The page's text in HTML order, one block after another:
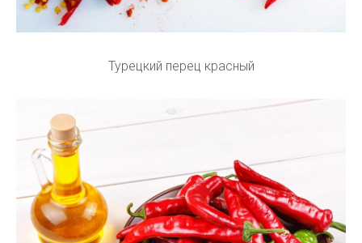
Турецкий перец красный